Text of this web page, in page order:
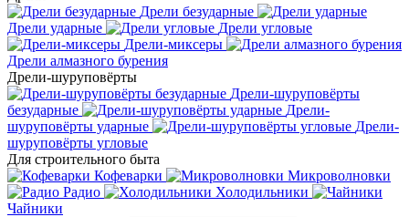
Дрели безударные
Дрели ударные
Дрели угловые
Дрели-миксеры
Дрели алмазного бурения
Дрели-шуруповёрты
Дрели-шуруповёрты
безударные
Дрели-
шуруповёрты ударные
Дрели-
шуруповёрты угловые
Для строительного быта
Кофеварки
Микроволновки
Радио
Холодильники
Чайники